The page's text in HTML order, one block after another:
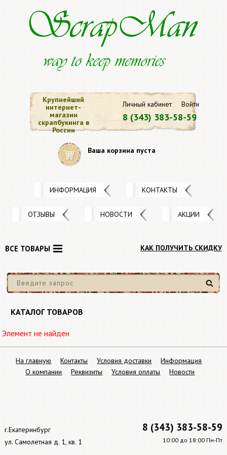
Личный кабинет Войти
8 (343) 383-58-59
Крупнейший
интернет-
магазин
скрапбукинга в
России
Ваша корзина пуста
ИНФОРМАЦИЯ КОНТАКТЫ
ОТЗЫВЫ НОВОСТИ АКЦИИ
КАК ПОЛУЧИТЬ СКИДКУ
Найти
ВСЕ ТОВАРЫ
КАТАЛОГ ТОВАРОВ
Элемент не найден
8 (343) 383-58-59
10:00 до 18:00 Пн-Пт
г.Екатеринбург
ул. Самолетная д. 1, кв. 1
На главную Контакты Условия доставки
Информация
О компании
Реквизиты Условия оплаты Новости